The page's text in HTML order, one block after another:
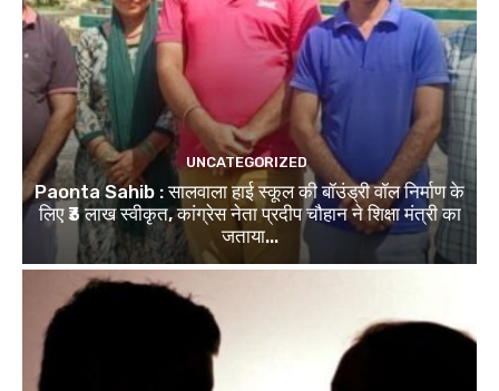
UNCATEGORIZED
Paonta Sahib : सालवाला हाई स्कूल की बॉउंड्री वॉल निर्माण के
लिए ₹3 लाख स्वीकृत, कांग्रेस नेता प्रदीप चौहान ने शिक्षा मंत्री का
जताया...